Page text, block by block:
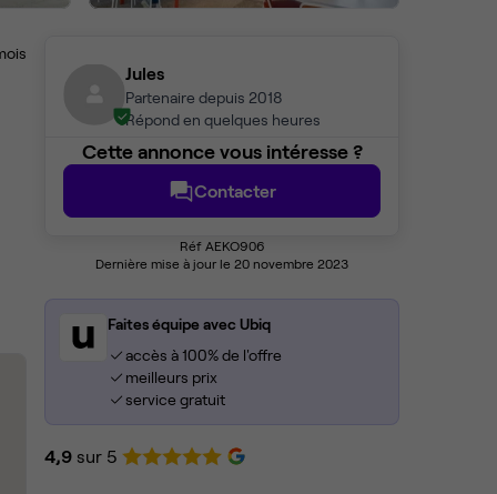
Jules
Partenaire depuis 2018
Répond en quelques heures
Cette annonce vous intéresse ?
Contacter
Réf AEKO906
Dernière mise à jour le 20 novembre 2023
Faites équipe avec Ubiq
accès à 100% de l'offre
meilleurs prix
service gratuit
4,9 sur 5